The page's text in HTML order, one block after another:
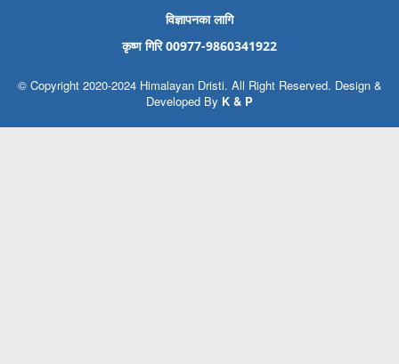
विज्ञापनका लागि
कृष्ण गिरि 00977-9860341922
© Copyright 2020-2024 Himalayan Dristi. All Right Reserved. Design &
Developed By K & P